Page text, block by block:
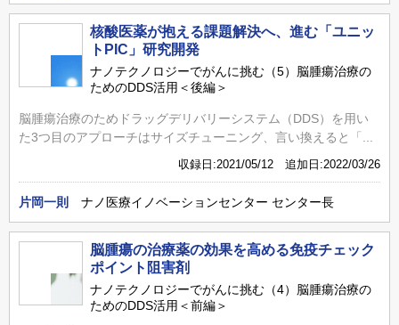
核酸医薬が抱える課題解決へ、進む「ユニッ
トPIC」研究開発
ナノテクノロジーでがんに挑む（5）脳腫瘍治療の
ためのDDS活用＜後編＞
脳腫瘍治療のためドラッグデリバリーシステム（DDS）を用い
た3つ目のアプローチはサイズチューニング、言い換えると「...
収録日:2021/05/12 追加日:2022/03/26
片岡一則 ナノ医療イノベーションセンター センター長
脳腫瘍の治療薬の効果を高める免疫チェック
ポイント阻害剤
ナノテクノロジーでがんに挑む（4）脳腫瘍治療の
ためのDDS活用＜前編＞